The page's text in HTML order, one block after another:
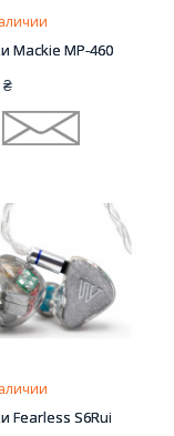
Mackie MP-460
₴
Fearless S6Rui